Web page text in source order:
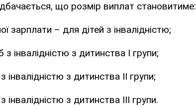
що розмір виплат становитиме:
зарплати – для дітей з інвалідністю;
з інвалідністю з дитинства І групи;
інвалідністю з дитинства ІІ групи;
інвалідністю з дитинства ІІІ групи.